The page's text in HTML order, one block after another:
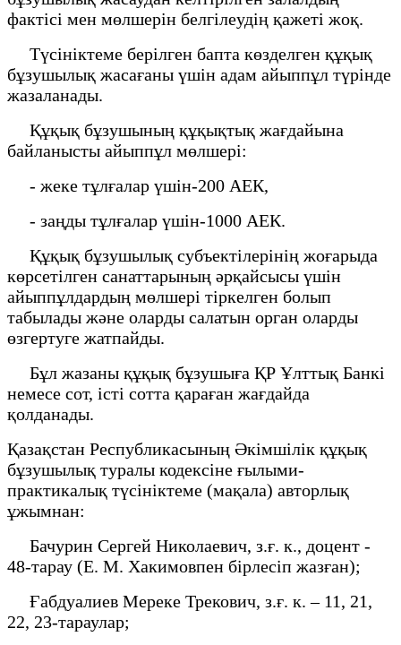
фактісі мен мөлшерін белгілеудің қажеті жоқ.
Түсініктеме берілген бапта көзделген құқық
бұзушылық жасағаны үшін адам айыппұл түрінде
жазаланады.
Құқық бұзушының құқықтық жағдайына
байланысты айыппұл мөлшері:
- жеке тұлғалар үшін-200 АЕК,
- заңды тұлғалар үшін-1000 АЕК.
Құқық бұзушылық субъектілерінің жоғарыда
көрсетілген санаттарының әрқайсысы үшін
айыппұлдардың мөлшері тіркелген болып
табылады және оларды салатын орган оларды
өзгертуге жатпайды.
Бұл жазаны құқық бұзушыға ҚР Ұлттық Банкі
немесе сот, істі сотта қараған жағдайда
қолданады.
Қазақстан Республикасының Әкімшілік құқық
бұзушылық туралы кодексіне ғылыми-
практикалық түсініктеме (мақала) авторлық
ұжымнан:
Бачурин Сергей Николаевич, з.ғ. к., доцент -
48-тарау (Е. М. Хакимовпен бірлесіп жазған);
Ғабдуалиев Мереке Трекович, з.ғ. к. – 11, 21,
22, 23-тараулар;